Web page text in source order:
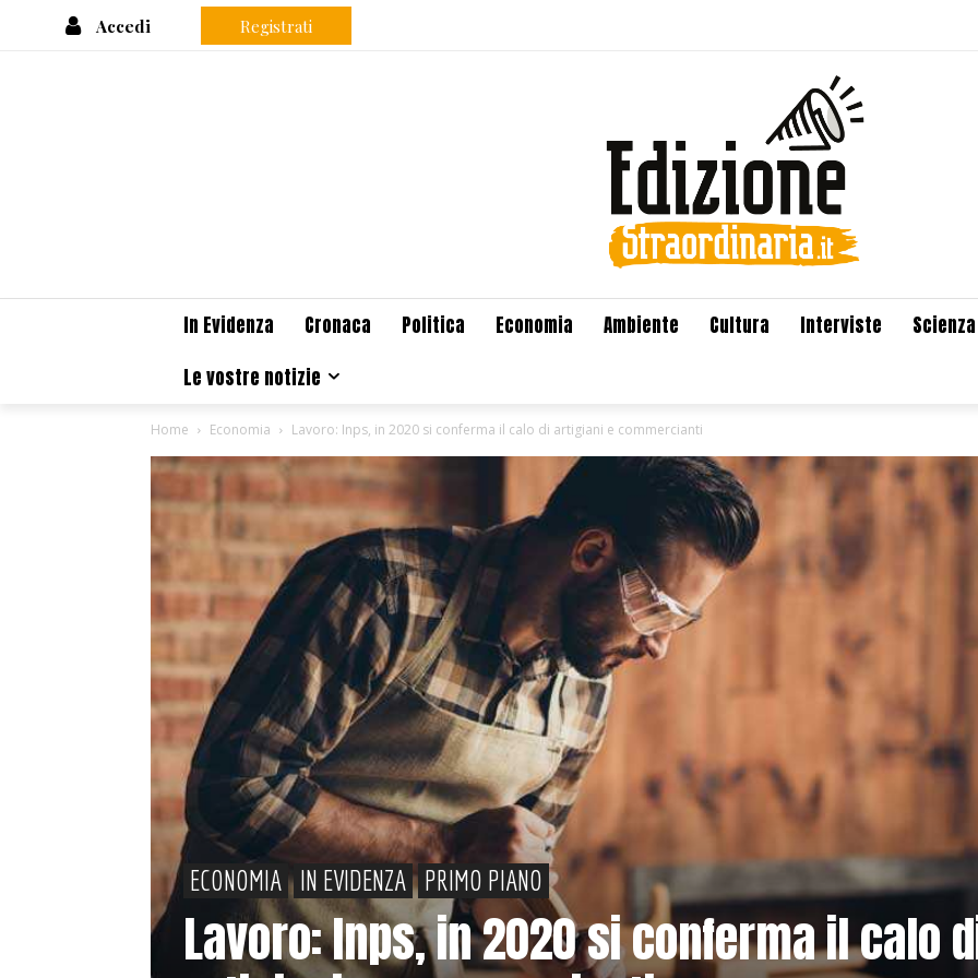
Accedi Registrati
In Evidenza Cronaca Politica Economia Ambiente Cultura Interviste
Scienza
Le vostre notizie
Home Economia Lavoro: Inps, in 2020 si conferma il calo di artigiani e commercianti
ECONOMIA IN EVIDENZA PRIMO PIANO
Lavoro: Inps, in 2020 si conferma il calo